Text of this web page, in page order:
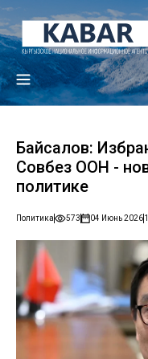
Байсалов:
Совбез ООН -
политике
Политика 573 04 Июнь 2026